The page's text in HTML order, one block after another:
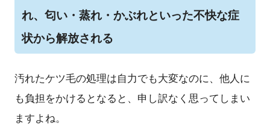
れ、匂い・蒸れ・かぶれといった不快な症
状から解放される
汚れたケツ毛の処理は自力でも大変なのに、他人に
も負担をかけるとなると、申し訳なく思ってしまい
ますよね。